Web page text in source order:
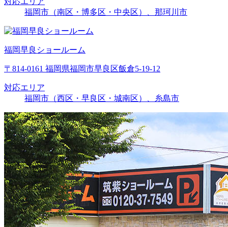
福岡市（南区・博多区・中央区）、那珂川市
福岡早良ショールーム
〒814-0161 福岡県福岡市早良区飯倉5-19-12
対応エリア
福岡市（西区・早良区・城南区）、糸島市